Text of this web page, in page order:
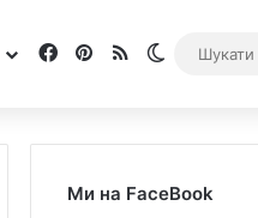
Facebook
Pinterest
RSS Switch skin
Ми на FaceBook